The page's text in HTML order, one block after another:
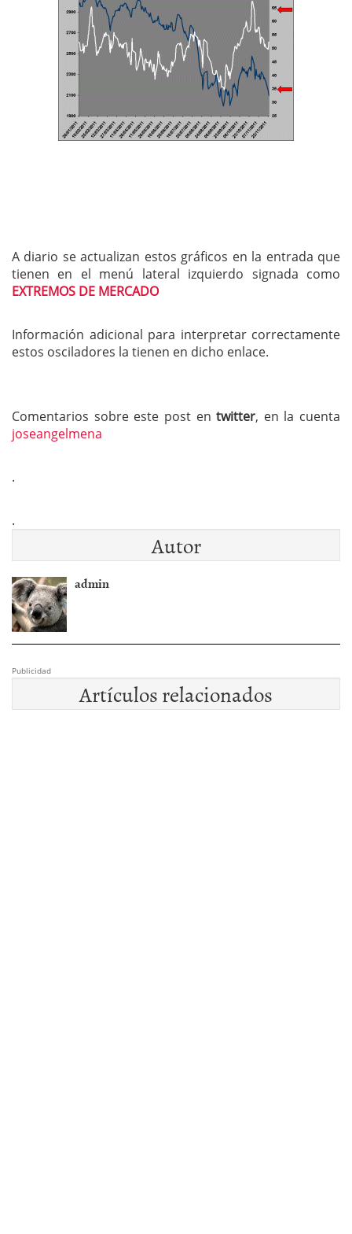
A diario se actualizan estos gráficos en la entrada que
tienen en el menú lateral izquierdo signada como
EXTREMOS DE MERCADO
Información adicional para interpretar correctamente
estos osciladores la tienen en dicho enlace.
Comentarios sobre este post entwitter, en la cuenta
joseangelmena
.
.
Autor
admin
Publicidad
Artículos relacionados